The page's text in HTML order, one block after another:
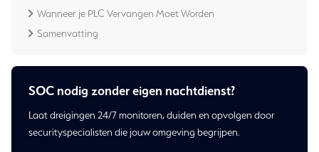
Wanneer je PLC Vervangen Moet Worden
Samenvatting
SOC nodig zonder eigen nachtdienst?
Laat dreigingen 24/7 monitoren, duiden en opvolgen door
securityspecialisten die jouw omgeving begrijpen.